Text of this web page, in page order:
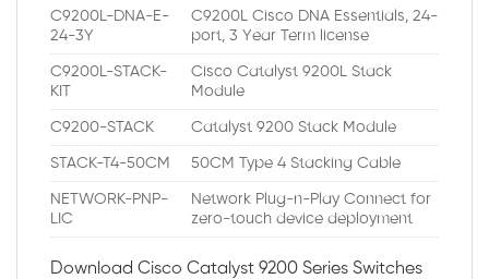
C9200L-DNA-E-
24-3Y
C9200L Cisco DNA Essentials, 24-
port, 3 Year Term license
C9200L-STACK-
KIT
Cisco Catalyst 9200L Stack
Module
C9200-STACK Catalyst 9200 Stack Module
STACK-T4-50CM 50CM Type 4 Stacking Cable
NETWORK-PNP-
LIC
Network Plug-n-Play Connect for
zero-touch device deployment
Download Cisco Catalyst 9200 Series Switches